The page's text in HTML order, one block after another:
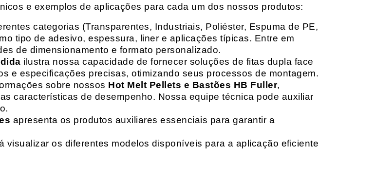
e exemplos de aplicações para cada um dos nossos produtos:
categorias (Transparentes, Industriais, Poliéster, Espuma de PE,
tipo de adesivo, espessura, liner e aplicações típicas. Entre em
de dimensionamento e formato personalizado.
ilustra nossa capacidade de fornecer soluções de fitas dupla face
e especificações precisas, otimizando seus processos de montagem.
sobre nossos Hot Melt Pellets e Bastões HB Fuller,
características de desempenho. Nossa equipe técnica pode auxiliar
apresenta os produtos auxiliares essenciais para garantir a
visualizar os diferentes modelos disponíveis para a aplicação eficiente